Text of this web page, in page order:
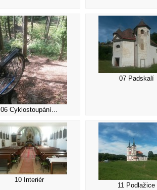
06 Cyklostoupání...
07 Padskalí
10 Interiér
11 Podlažice